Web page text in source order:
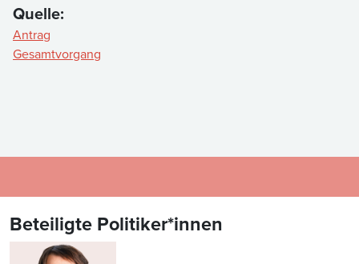
Quelle:
Antrag
Gesamtvorgang
Beteiligte Politiker*innen